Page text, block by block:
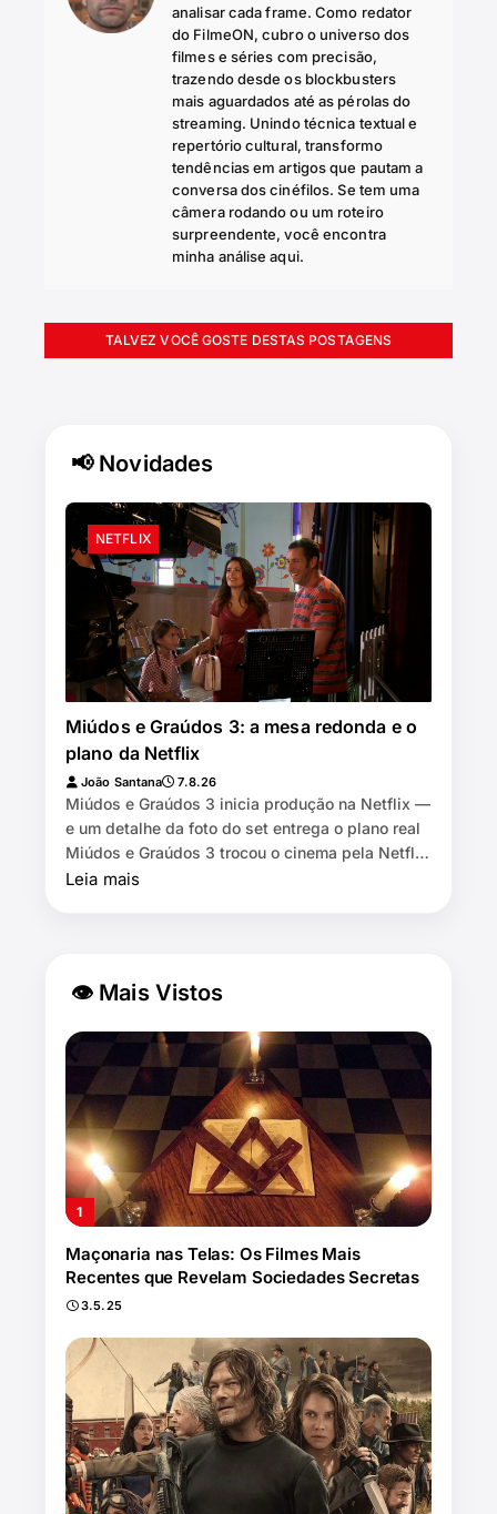
analisar cada frame. Como redator
do FilmeON, cubro o universo dos
filmes e séries com precisão,
trazendo desde os blockbusters
mais aguardados até as pérolas do
streaming. Unindo técnica textual e
repertório cultural, transformo
tendências em artigos que pautam a
conversa dos cinéfilos. Se tem uma
câmera rodando ou um roteiro
surpreendente, você encontra
minha análise aqui.
TALVEZ VOCÊ GOSTE DESTAS POSTAGENS
📢 Novidades
NETFLIX
Miúdos e Graúdos 3: a mesa redonda e o
plano da Netflix
João Santana 7.8.26
Miúdos e Graúdos 3 inicia produção na Netflix —
e um detalhe da foto do set entrega o plano real
Miúdos e Graúdos 3 trocou o cinema pela Netflix
⏱️ 7 min de leitura …
Leia mais
👁 Mais Vistos
Maçonaria nas Telas: Os Filmes Mais
Recentes que Revelam Sociedades Secretas
3.5.25